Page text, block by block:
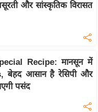
और सांस्कृतिक विरासत
Recipe: मानसून में
बेहद आसान है रेसिपी और
पसंद